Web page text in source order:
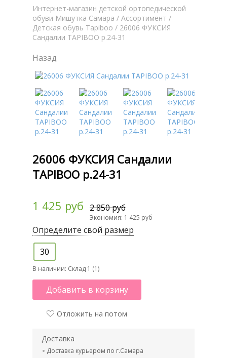
Интернет-магазин детской ортопедической
обуви Мишутка Самара / Aссортимент /
Детская обувь Tapiboo / 26006 ФУКСИЯ
Сандалии TAPIBOO р.24-31
Назад
26006 ФУКСИЯ Сандалии
TAPIBOO р.24-31
1 425 руб 2 850 руб
Экономия: 1 425 руб
Определите свой размер
30
В наличии: Склад 1 (1)
Добавить в корзину
Отложить на потом
Доставка
Доставка курьером по г.Самара